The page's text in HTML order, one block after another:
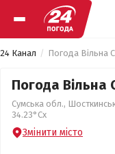
24 Канал Погода Вільна
Погода Вільна
Сумська обл.,
34.23°Сх
Змінити місто